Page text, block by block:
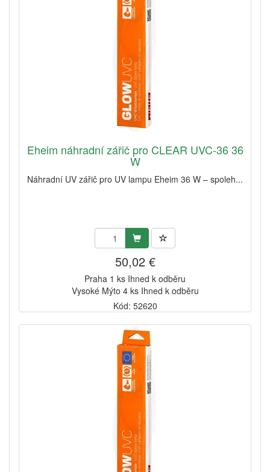
Eheim náhradní zářič pro CLEAR UVC-36 36
W
Náhradní UV zářič pro UV lampu Eheim 36 W – spoleh...
50,02 €
Praha 1 ks Ihned k odběru
Vysoké Mýto 4 ks Ihned k odběru
Kód: 52620